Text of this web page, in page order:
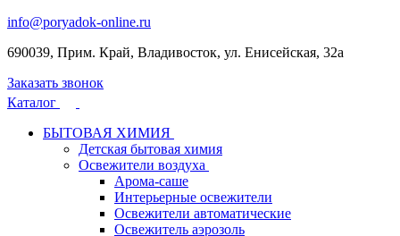
info@poryadok-online.ru
690039, Прим. Край, Владивосток, ул. Енисейская, 32а
Заказать звонок
Каталог
БЫТОВАЯ ХИМИЯ
Детская бытовая химия
Освежители воздуха
Арома-саше
Интерьерные освежители
Освежители автоматические
Освежитель аэрозоль